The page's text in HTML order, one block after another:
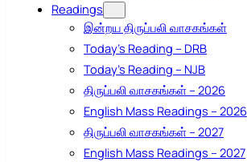
Readings
இன்றய திருப்பலி வாசகங்கள்
Today’s Reading – DRB
Today’s Reading – NJB
திருப்பலி வாசகங்கள் – 2026
English Mass Readings – 2026
திருப்பலி வாசகங்கள் – 2027
English Mass Readings – 2027